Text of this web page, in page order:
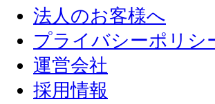
法人のお客様へ
プライバシーポリシ
運営会社
採用情報